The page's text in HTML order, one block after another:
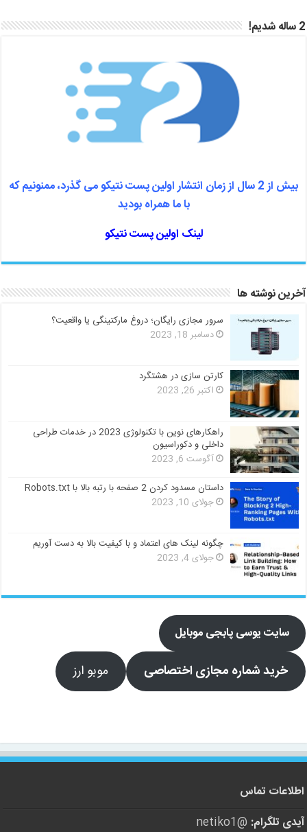
2 ساله شدیم!
بیش از 2 سال از زمان انتشار اولین پست نتیکو می گذرد، ممنونیم که
با ما همراه بودید
لینک اولین پست نتیکو
آخرین نوشته ها
سرور مجازی رایگان؛ دروغ مارکتینگی یا واقعیت؟
دسامبر 18, 2023
کارتن سازی در هشتگرد
اکتبر 26, 2023
راهکارهای نوین با تکنولوژی 2023 در خدمات طراحی
داخلی و دکوراسیون
آگوست 6, 2023
داستان مسدود کردن 2 صفحه با رتبه بالا با Robots.txt
جولای 10, 2023
چگونه لینک های اعتماد و با کیفیت بالا به دست آوریم
جولای 4, 2023
سایت یوسی پابجی موبایل
خرید شماره مجازی اختصاصی موبو ارز
اطلاعات تماس
آیدی تلگرام: @netiko1